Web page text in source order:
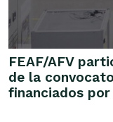
FEAF/AFV
de la
financiados por